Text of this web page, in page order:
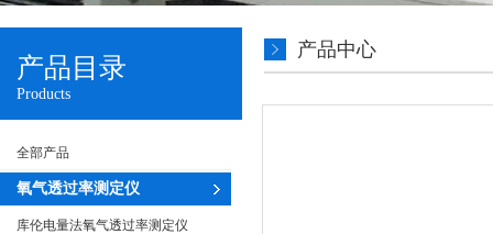
产品目录
Products
全部产品
氧气透过率测定仪
库伦电量法氧气透过率测定仪
产品中心